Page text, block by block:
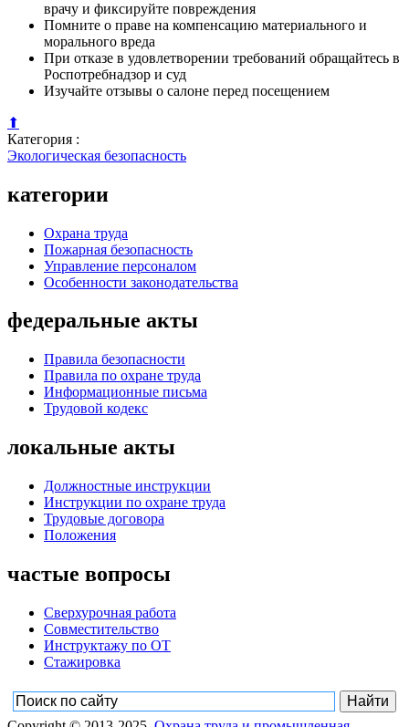
врачу и фиксируйте повреждения
Помните о праве на компенсацию материального и
морального вреда
При отказе в удовлетворении требований обращайтесь в
Роспотребнадзор и суд
Изучайте отзывы о салоне перед посещением
⬆
Категория :
Экологическая безопасность
категории
Охрана труда
Пожарная безопасность
Управление персоналом
Особенности законодательства
федеральные акты
Правила безопасности
Правила по охране труда
Информационные письма
Трудовой кодекс
локальные акты
Должностные инструкции
Инструкции по охране труда
Трудовые договора
Положения
частые вопросы
Сверхурочная работа
Совместительство
Инструктажу по ОТ
Стажировка